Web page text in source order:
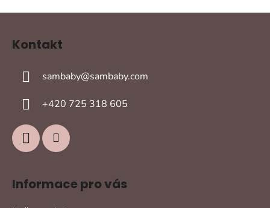
Kontakt
sambaby@sambaby.com
+420 725 318 605
Informace pro vás